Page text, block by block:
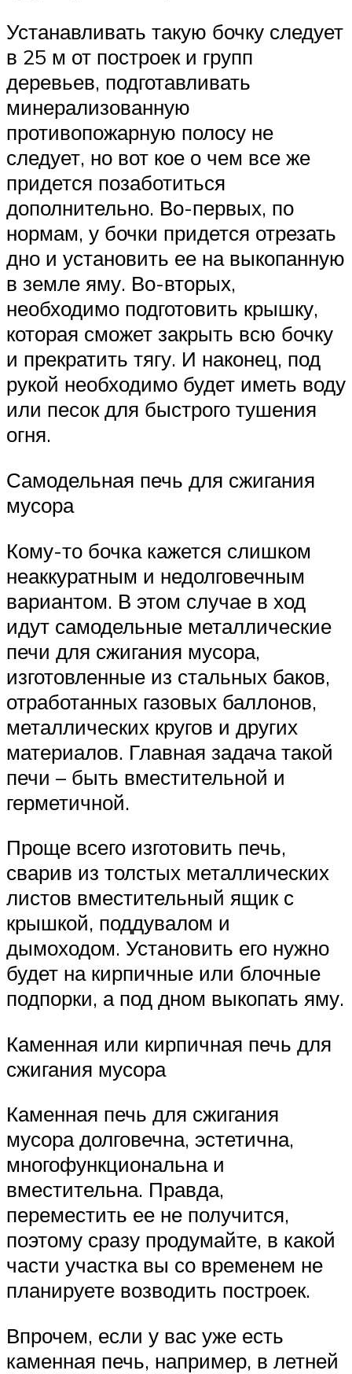
Устанавливать такую бочку следует
в 25 м от построек и групп
деревьев, подготавливать
минерализованную
противопожарную полосу не
следует, но вот кое о чем все же
придется позаботиться
дополнительно. Во-первых, по
нормам, у бочки придется отрезать
дно и установить ее на выкопанную
в земле яму. Во-вторых,
необходимо подготовить крышку,
которая сможет закрыть всю бочку
и прекратить тягу. И наконец, под
рукой необходимо будет иметь воду
или песок для быстрого тушения
огня.
Самодельная печь для сжигания
мусора
Кому-то бочка кажется слишком
неаккуратным и недолговечным
вариантом. В этом случае в ход
идут самодельные металлические
печи для сжигания мусора,
изготовленные из стальных баков,
отработанных газовых баллонов,
металлических кругов и других
материалов. Главная задача такой
печи – быть вместительной и
герметичной.
Проще всего изготовить печь,
сварив из толстых металлических
листов вместительный ящик с
крышкой, поддувалом и
дымоходом. Установить его нужно
будет на кирпичные или блочные
подпорки, а под дном выкопать яму.
Каменная или кирпичная печь для
сжигания мусора
Каменная печь для сжигания
мусора долговечна, эстетична,
многофункциональна и
вместительна. Правда,
переместить ее не получится,
поэтому сразу продумайте, в какой
части участка вы со временем не
планируете возводить построек.
Впрочем, если у вас уже есть
каменная печь, например, в летней